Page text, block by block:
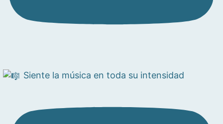
Siente la música en toda su intensidad